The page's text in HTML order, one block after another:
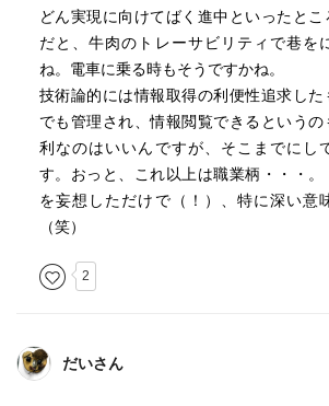
どん実現に向けてばく進中といったと
だと、牛肉のトレーサビリティで巷を
ね。電車に乗る時もそうですかね。
技術論的には情報取得の利便性追求し
でも管理され、情報閲覧できるというの
利なのはいいんですが、そこまでにし
す。おっと、これ以上は職業柄・・・。
を妄想しただけで（！）、特に深い意
（笑）
2
だいさん